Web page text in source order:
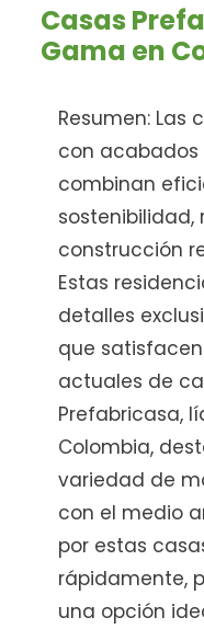
Casas
Gama en
Resumen: Las
con
combinan
sostenibilidad,
construcción
Estas
detalles
que
actuales de
Prefabricasa,
Colombia,
variedad de
con el medio
por estas
rápidamente,
una opción